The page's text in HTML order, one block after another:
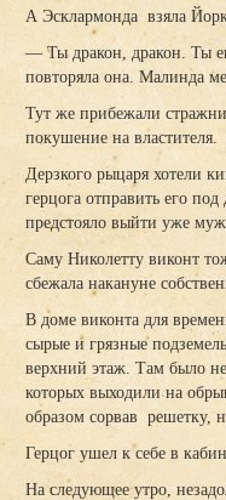
А Эсклармонда взяла
— Ты дракон, дракон. Ты
повторяла она. Малинда
Тут же прибежали
покушение на властителя.
Дерзкого рыцаря хотели
герцога отправить его
предстояло выйти уже
Саму Николетту виконт
сбежала накануне
В доме виконта для
сырые и грязные
верхний этаж. Там было
которых выходили на
образом сорвав решетку,
Герцог ушел к себе в
На следующее утро,